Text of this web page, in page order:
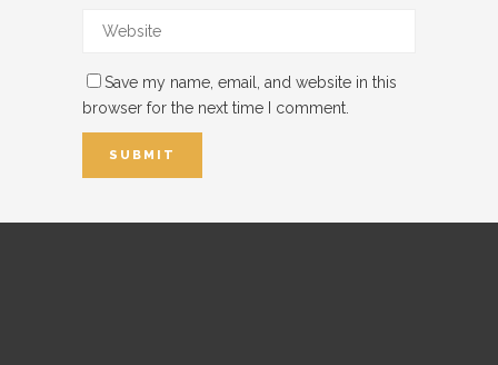
Save my name, email, and website in this
browser for the next time I comment.